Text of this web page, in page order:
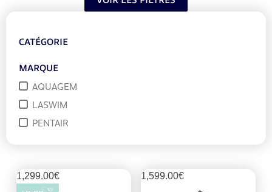
CATÉGORIE
MARQUE
AQUAGEM
LASWIM
PENTAIR
1,299.00€ 1,599.00€